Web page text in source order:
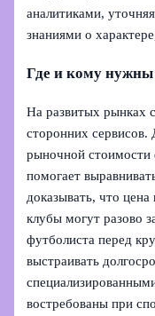
аналитиками,
знаниями о
Где и кому нужны
На развитых рынках
сторонних сервисов.
рыночной стоимости
помогает
доказывать, что
клубы могут разово
футболиста перед
выстраивать
востребованы при